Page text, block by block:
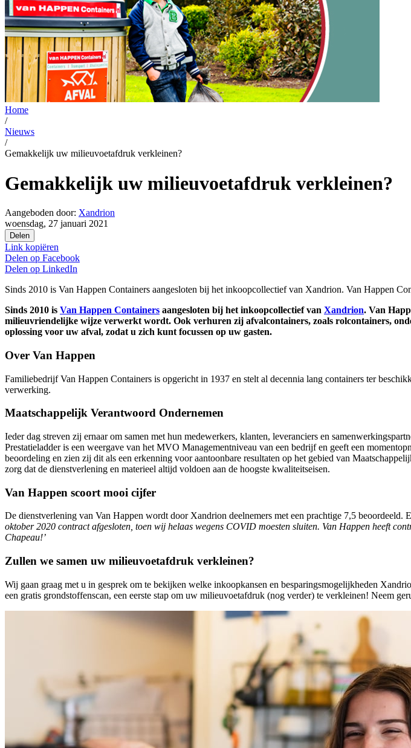
Home
/
Nieuws
/
Gemakkelijk uw milieuvoetafdruk verkleinen?
Gemakkelijk uw milieuvoetafdruk verkleinen?
Aangeboden door: Xandrion
woensdag, 27 januari 2021
Delen
Link kopiëren
Delen op Facebook
Delen op LinkedIn
Sinds 2010 is Van Happen Containers aangesloten bij het inkoopcollectief van Xandrion. Van Happen
Sinds 2010 is Van Happen Containers aangesloten bij het inkoopcollectief van Xandrion. Van
milieuvriendelijke wijze verwerkt wordt. Ook verhuren zij afvalcontainers, zoals rolcontainers,
oplossing voor uw afval, zodat u zich kunt focussen op uw gasten.
Over Van Happen
Familiebedrijf Van Happen Containers is opgericht in 1937 en stelt al decennia lang containers ter
verwerking.
Maatschappelijk Verantwoord Ondernemen
Ieder dag streven zij ernaar om samen met hun medewerkers, klanten, leveranciers en
Prestatieladder is een weergave van het MVO Managementniveau van een bedrijf en geeft een
beoordeling en zien zij dit als een erkenning voor aantoonbare resultaten op het gebied van
zorg dat de dienstverlening en materieel altijd voldoen aan de hoogste kwaliteitseisen.
Van Happen scoort mooi cijfer
De dienstverlening van Van Happen wordt door Xandrion deelnemers met een prachtige 7,5 beoordeeld.
oktober 2020 contract afgesloten, toen wij helaas wegens COVID moesten sluiten. Van Happen heeft
Chapeau!’
Zullen we samen uw milieuvoetafdruk verkleinen?
Wij gaan graag met u in gesprek om te bekijken welke inkoopkansen en besparingsmogelijkheden
een gratis grondstoffenscan, een eerste stap om uw milieuvoetafdruk (nog verder) te verkleinen! Neem